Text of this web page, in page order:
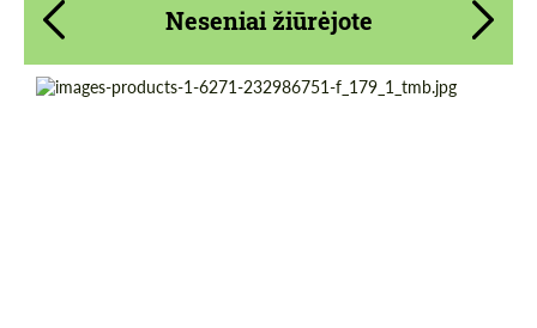
Neseniai žiūrėjote